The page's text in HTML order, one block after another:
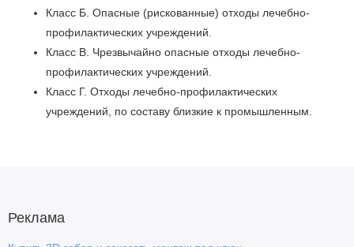
Класс Б. Опасные (рискованные) отходы лечебно-
профилактических учреждений.
Класс В. Чрезвычайно опасные отходы лечебно-
профилактических учреждений.
Класс Г. Отходы лечебно-профилактических
учреждений, по составу близкие к промышленным.
Реклама